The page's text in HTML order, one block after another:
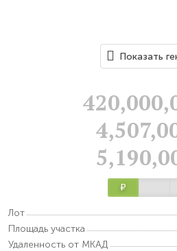
Показать
Р
Лот
Площадь участка
Удаленность от МКАД